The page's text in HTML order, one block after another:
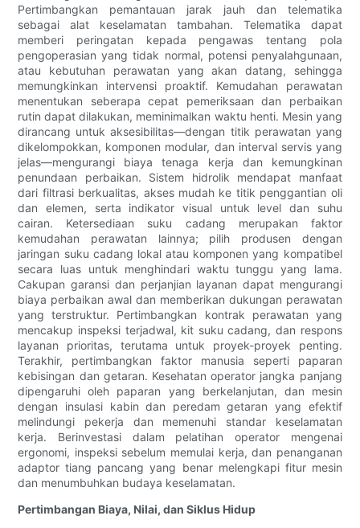
Pertimbangkan pemantauan jarak jauh dan telematika
sebagai alat keselamatan tambahan. Telematika dapat
memberi peringatan kepada pengawas tentang pola
pengoperasian yang tidak normal, potensi penyalahgunaan,
atau kebutuhan perawatan yang akan datang, sehingga
memungkinkan intervensi proaktif. Kemudahan perawatan
menentukan seberapa cepat pemeriksaan dan perbaikan
rutin dapat dilakukan, meminimalkan waktu henti. Mesin yang
dirancang untuk aksesibilitas—dengan titik perawatan yang
dikelompokkan, komponen modular, dan interval servis yang
jelas—mengurangi biaya tenaga kerja dan kemungkinan
penundaan perbaikan. Sistem hidrolik mendapat manfaat
dari filtrasi berkualitas, akses mudah ke titik penggantian oli
dan elemen, serta indikator visual untuk level dan suhu
cairan. Ketersediaan suku cadang merupakan faktor
kemudahan perawatan lainnya; pilih produsen dengan
jaringan suku cadang lokal atau komponen yang kompatibel
secara luas untuk menghindari waktu tunggu yang lama.
Cakupan garansi dan perjanjian layanan dapat mengurangi
biaya perbaikan awal dan memberikan dukungan perawatan
yang terstruktur. Pertimbangkan kontrak perawatan yang
mencakup inspeksi terjadwal, kit suku cadang, dan respons
layanan prioritas, terutama untuk proyek-proyek penting.
Terakhir, pertimbangkan faktor manusia seperti paparan
kebisingan dan getaran. Kesehatan operator jangka panjang
dipengaruhi oleh paparan yang berkelanjutan, dan mesin
dengan insulasi kabin dan peredam getaran yang efektif
melindungi pekerja dan memenuhi standar keselamatan
kerja. Berinvestasi dalam pelatihan operator mengenai
ergonomi, inspeksi sebelum memulai kerja, dan penanganan
adaptor tiang pancang yang benar melengkapi fitur mesin
dan menumbuhkan budaya keselamatan.
Pertimbangan Biaya, Nilai, dan Siklus Hidup